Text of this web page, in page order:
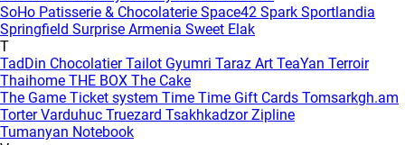
SoHo Patisserie & Chocolaterie Space42 Spark Sportlandia
Springfield Surprise Armenia Sweet Elak
T
TadDin ChocolatierTailot Gyumri Taraz Art TeaYan Terroir
Thaihome THE BOX The Cake
The Game Ticket system Time Time Gift Cards Tomsarkgh.am
Torter Varduhuc Truezard Tsakhkadzor Zipline
Tumanyan Notebook